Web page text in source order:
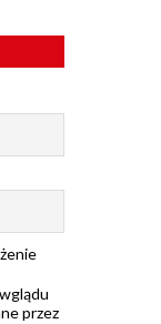
przez